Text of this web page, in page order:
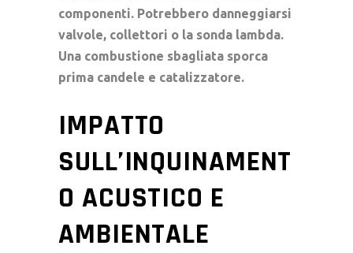
componenti. Potrebbero danneggiarsi
valvole, collettori o la sonda lambda.
Una combustione sbagliata sporca
prima candele e catalizzatore.
IMPATTO
SULL’INQUINAMENT
O ACUSTICO E
AMBIENTALE